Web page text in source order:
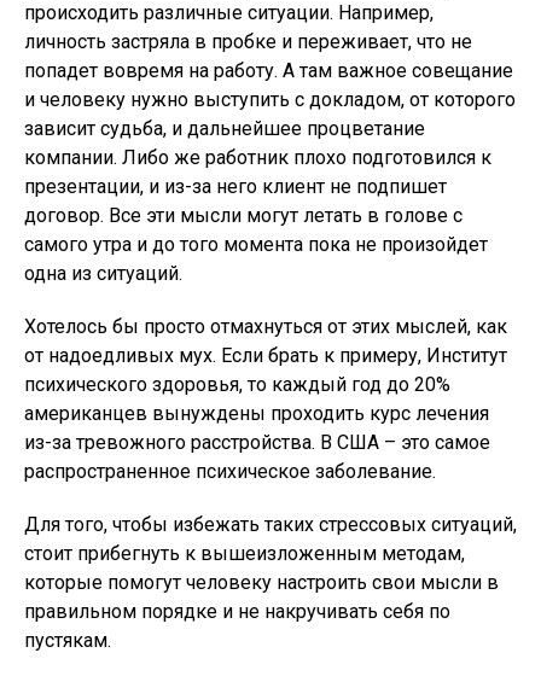
происходить различные ситуации. Например,
личность застряла в пробке и переживает, что не
попадет вовремя на работу. А там важное совещание
и человеку нужно выступить с докладом, от которого
зависит судьба, и дальнейшее процветание
компании. Либо же работник плохо подготовился к
презентации, и из-за него клиент не подпишет
договор. Все эти мысли могут летать в голове с
самого утра и до того момента пока не произойдет
одна из ситуаций.
Хотелось бы просто отмахнуться от этих мыслей, как
от надоедливых мух. Если брать к примеру, Институт
психического здоровья, то каждый год до 20%
американцев вынуждены проходить курс лечения
из-за тревожного расстройства. В США – это самое
распространенное психическое заболевание.
Для того, чтобы избежать таких стрессовых ситуаций,
стоит прибегнуть к вышеизложенным методам,
которые помогут человеку настроить свои мысли в
правильном порядке и не накручивать себя по
пустякам.